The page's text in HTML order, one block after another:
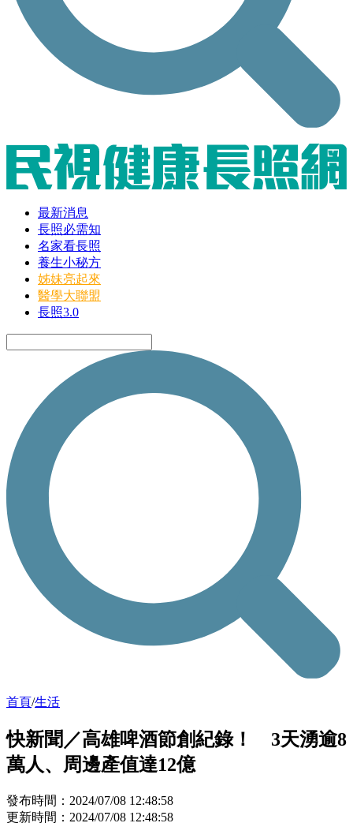
最新消息
長照必需知
名家看長照
養生小秘方
姊妹亮起來
醫學大聯盟
長照3.0
首頁/生活
快新聞／高雄啤酒節創紀錄！ 3天湧逾8
萬人、周邊產值達12億
發布時間：2024/07/08 12:48:58
更新時間：2024/07/08 12:48:58